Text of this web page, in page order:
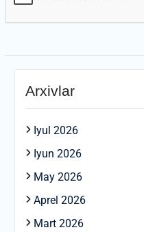
Arxivlar
Iyul 2026
Iyun 2026
May 2026
Aprel 2026
Mart 2026